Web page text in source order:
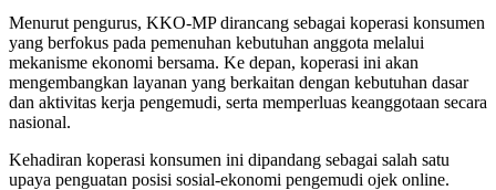
Menurut pengurus, KKO-MP dirancang sebagai koperasi konsumen
yang berfokus pada pemenuhan kebutuhan anggota melalui
mekanisme ekonomi bersama. Ke depan, koperasi ini akan
mengembangkan layanan yang berkaitan dengan kebutuhan dasar
dan aktivitas kerja pengemudi, serta memperluas keanggotaan secara
nasional.
Kehadiran koperasi konsumen ini dipandang sebagai salah satu
upaya penguatan posisi sosial-ekonomi pengemudi ojek online.